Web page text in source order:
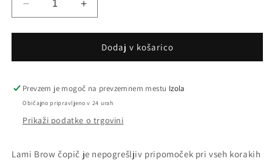
Pomanjšaš
količino
za
Lami
čopič
Povečaj
količino
za
izdelek
Lami
čopič
Dodaj v košarico
Prevzem je mogoč na prevzemnem mestu Izola
Običajno pripravljeno v 24 urah
Prikaži podatke o trgovini
Lami Brow čopič je nepogrešljiv pripomoček pri vseh korakih